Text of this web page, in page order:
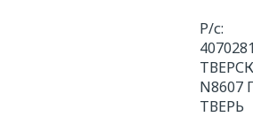
Р/с:
N8607
ТВЕРЬ